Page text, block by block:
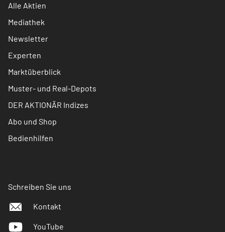
Alle Aktien
Mediathek
Newsletter
Experten
Marktüberblick
Muster- und Real-Depots
DER AKTIONÄR Indizes
Abo und Shop
Bedienhilfen
Schreiben Sie uns
Kontakt
YouTube